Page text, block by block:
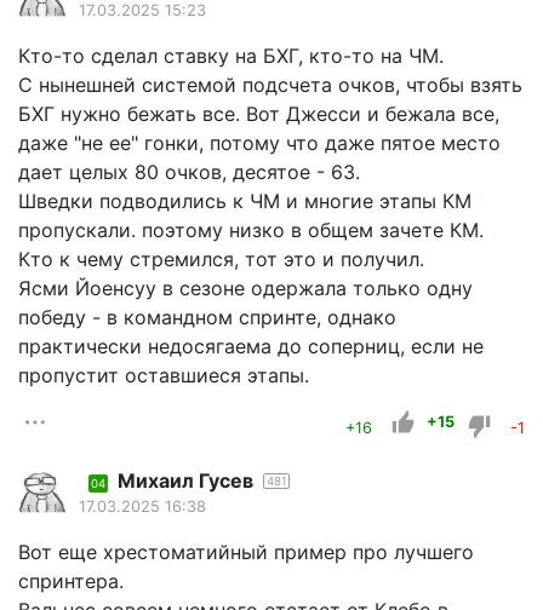
17.03.2025 15:23
Кто-то сделал ставку на БХГ, кто-то на ЧМ.
С нынешней системой подсчета очков, чтобы взять
БХГ нужно бежать все. Вот Джесси и бежала все,
даже "не ее" гонки, потому что даже пятое место
дает целых 80 очков, десятое - 63.
Шведки подводились к ЧМ и многие этапы КМ
пропускали. поэтому низко в общем зачете КМ.
Кто к чему стремился, тот это и получил.
Ясми Йоенсуу в сезоне одержала только одну
победу - в командном спринте, однако
практически недосягаема до соперниц, если не
пропустит оставшиеся этапы.
+16 +15 -1
04 Михаил Гусев 481
17.03.2025 16:38
Вот еще хрестоматийный пример про лучшего
спринтера.